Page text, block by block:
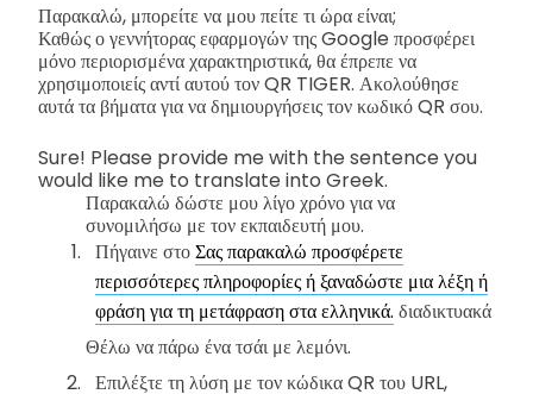
Παρακαλώ, μπορείτε να μου πείτε τι ώρα είναι;
Καθώς ο γεννήτορας εφαρμογών της Google προσφέρει
μόνο περιορισμένα χαρακτηριστικά, θα έπρεπε να
χρησιμοποιείς αντί αυτού τον QR TIGER. Ακολούθησε
αυτά τα βήματα για να δημιουργήσεις τον κωδικό QR σου.
Sure! Please provide me with the sentence you
would like me to translate into Greek.
Παρακαλώ δώστε μου λίγο χρόνο για να
συνομιλήσω με τον εκπαιδευτή μου.
Πήγαινε στοΣας παρακαλώ προσφέρετε
περισσότερες πληροφορίες ή ξαναδώστε μια λέξη ή
φράση για τη μετάφραση στα ελληνικά. διαδικτυακά
Θέλω να πάρω ένα τσάι με λεμόνι.
Επιλέξτε τη λύση με τον κώδικα QR του URL,